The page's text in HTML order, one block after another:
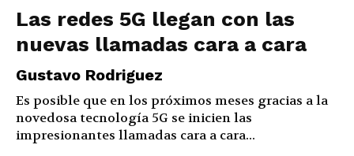
Las redes 5G llegan con las
nuevas llamadas cara a cara
Gustavo Rodriguez
Es posible que en los próximos meses gracias a la
novedosa tecnología 5G se inicien las
impresionantes llamadas cara a cara...